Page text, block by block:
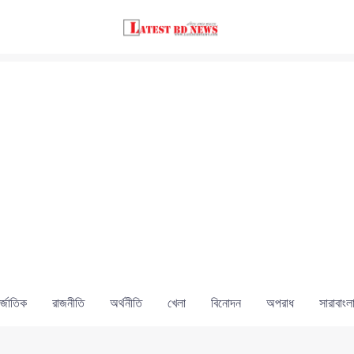
রাজনীতি অর্থনীতি খেলা বিনোদন অপরাধ সারাবাংলা